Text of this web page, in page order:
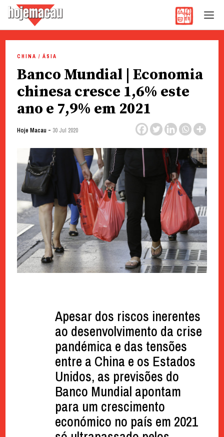
content
CHINA / ÁSIA
Banco Mundial | Economia
chinesa cresce 1,6% este
ano e 7,9% em 2021
Hoje Macau - 30 Jul 2020
Apesar dos riscos inerentes
ao desenvolvimento da crise
pandémica e das tensões
entre a China e os Estados
Unidos, as previsões do
Banco Mundial apontam
para um crescimento
económico no país em 2021